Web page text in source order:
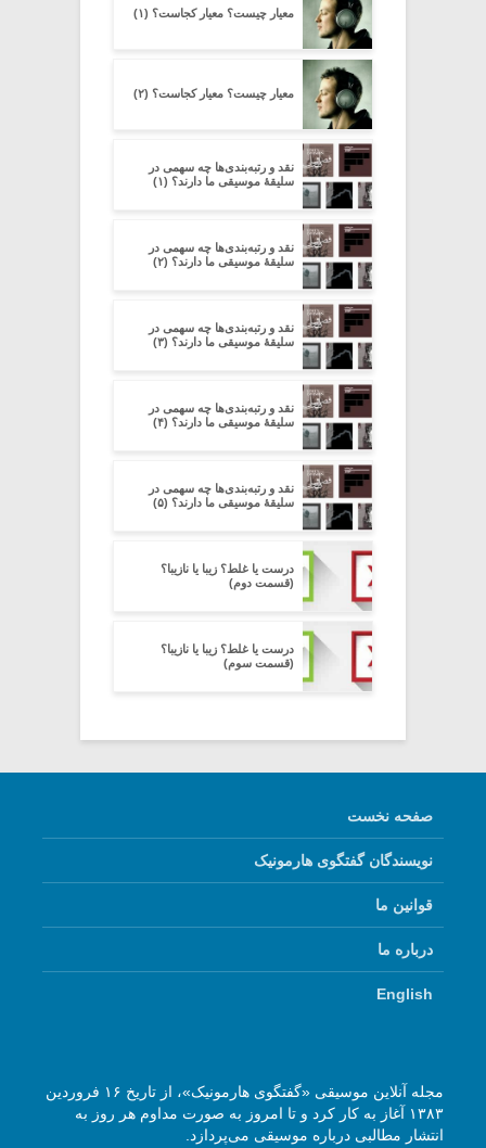
معیار چیست؟ معیار کجاست؟ (۱)
معیار چیست؟ معیار کجاست؟ (۲)
نقد و رتبه‌بندی‌ها چه سهمی در
سلیقۀ موسیقی ما دارند؟ (۱)
نقد و رتبه‌بندی‌ها چه سهمی در
سلیقۀ موسیقی ما دارند؟ (۲)
نقد و رتبه‌بندی‌ها چه سهمی در
سلیقۀ موسیقی ما دارند؟ (۳)
نقد و رتبه‌بندی‌ها چه سهمی در
سلیقۀ موسیقی ما دارند؟ (۴)
نقد و رتبه‌بندی‌ها چه سهمی در
سلیقۀ موسیقی ما دارند؟ (۵)
درست یا غلط؟ زیبا یا نازیبا؟
(قسمت دوم)
درست یا غلط؟ زیبا یا نازیبا؟
(قسمت سوم)
صفحه نخست
نویسندگان گفتگوی هارمونیک
قوانین ما
درباره ما
English
مجله آنلاین موسیقی «گفتگوی هارمونیک»، از تاریخ ۱۶ فروردین
۱۳۸۳ آغاز به کار کرد و تا امروز به صورت مداوم هر روز به
انتشار مطالبی درباره موسیقی می‌پردازد.